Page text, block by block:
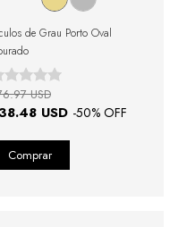
de Grau Porto Oval
USD -50% OFF
USD